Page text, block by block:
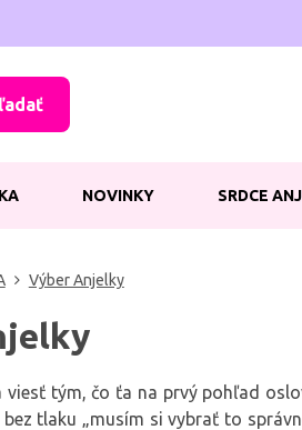
NOVINKY SRDCE
Výber Anjelky
viesť tým, čo ťa na prvý pohľad
tlaku „musím si vybrať to